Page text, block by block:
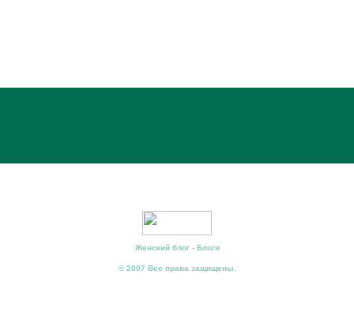
Женский блог - Блоги
© 2007 Все права защищены.